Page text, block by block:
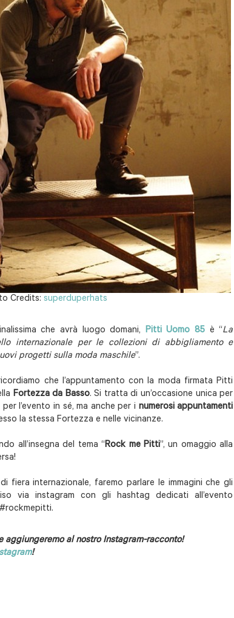
Credits:superduperhats
che avrà luogo domani, Pitti Uomo 85è “La
internazionale per le collezioni di abbigliamento e
progetti sulla moda maschile”.
che l’appuntamento con la moda firmata Pitti
Fortezza da Basso. Si tratta di un’occasione unica per
l’evento in sé, ma anche per i numerosi appuntamenti
la stessa Fortezza e nelle vicinanze.
all’insegna del tema “Rock me Pitti”, un omaggio alla
fiera internazionale, faremo parlare le immagini che gli
via instagram con gli hashtag dedicati all’evento
aggiungeremo al nostro Instagram-racconto!
!